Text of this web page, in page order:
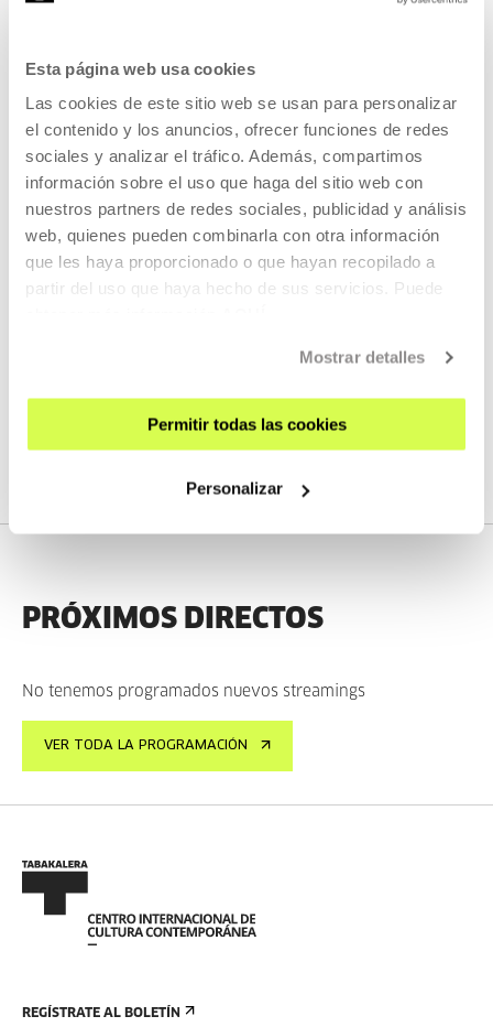
Esta página web usa cookies
Las cookies de este sitio web se usan para personalizar
el contenido y los anuncios, ofrecer funciones de redes
sociales y analizar el tráfico. Además, compartimos
información sobre el uso que haga del sitio web con
nuestros partners de redes sociales, publicidad y análisis
web, quienes pueden combinarla con otra información
que les haya proporcionado o que hayan recopilado a
partir del uso que haya hecho de sus servicios. Puede
Mostrar detalles
Permitir todas las cookies
Personalizar
CARLA FILIPE
VER
KOOPERATIBA
DURACIÓN 00:06:49
Entrevista a Taxio Ardanaz
VER TODO EL CONTENIDO
PRÓXIMOS DIRECTOS
No tenemos programados nuevos streamings
VER TODA LA PROGRAMACIÓN
REGÍSTRATE AL BOLETÍN